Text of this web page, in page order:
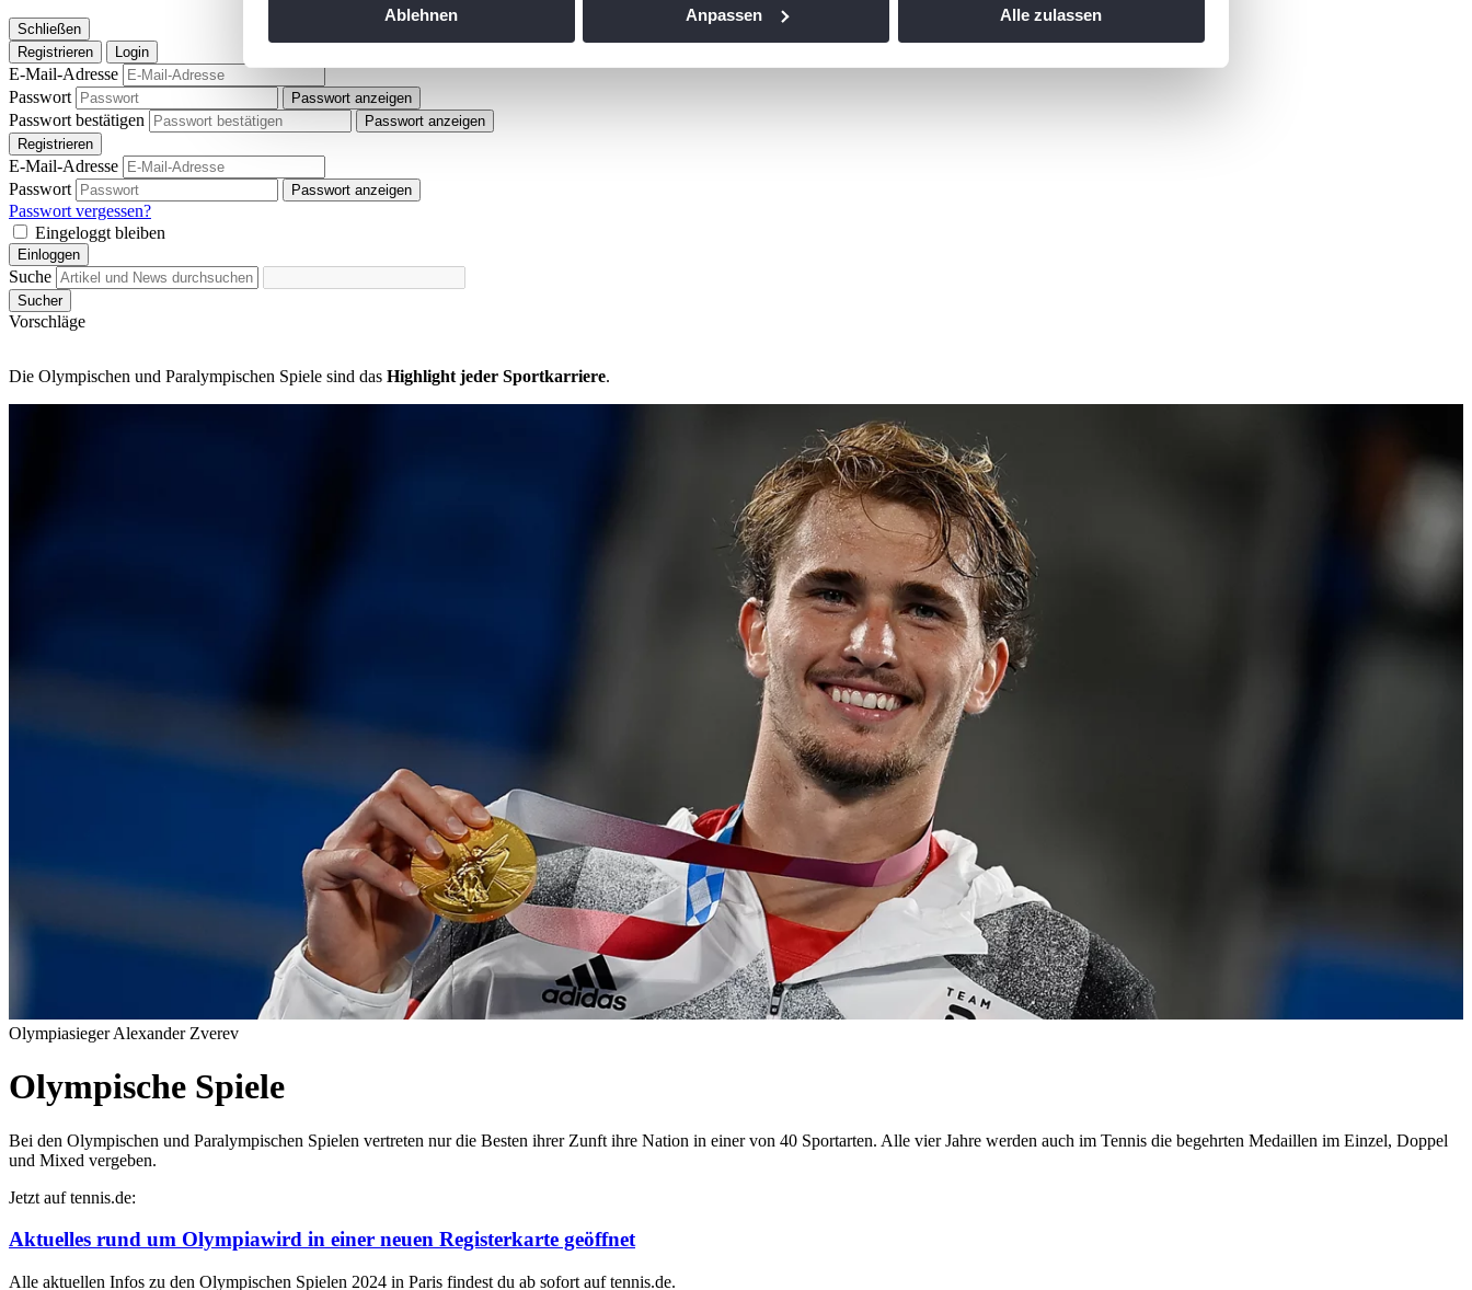
Wir verwenden Cookies, um Inhalte und Anzeigen zu personalisieren, Funktionen für soziale Medien anbieten zu können
und die Zugriffe auf unsere Website zu analysieren. Außerdem geben wir Informationen zu Ihrer Verwendung unserer
möglicherweise mit weiteren Daten zusammen, die Sie ihnen bereitgestellt haben oder die sie im Rahmen Ihrer Nutzung
Ablehnen Anpassen Alle zulassen
Schließen
Registrieren
Login
E-Mail-Adresse
Passwort
Passwort anzeigen
Passwort bestätigen
Passwort anzeigen
Registrieren
E-Mail-Adresse
Passwort
Passwort anzeigen
Passwort vergessen?
Eingeloggt bleiben
Einloggen
Suche
Sucher
Vorschläge
Die Olympischen und Paralympischen Spiele sind das Highlight jeder Sportkarriere.
Olympiasieger Alexander Zverev
Olympische Spiele
Bei den Olympischen und Paralympischen Spielen vertreten nur die Besten ihrer Zunft ihre Nation in einer von 40 Sportarten. Alle vier Jahre werden auch im Tennis die begehrten Medaillen im Einzel, Doppel
und Mixed vergeben.
Jetzt auf tennis.de:
Aktuelles rund um Olympiawird in einer neuen Registerkarte geöffnet
Alle aktuellen Infos zu den Olympischen Spielen 2024 in Paris findest du ab sofort auf tennis.de.